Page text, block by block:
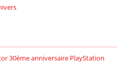
30ème anniversaire PlayStation